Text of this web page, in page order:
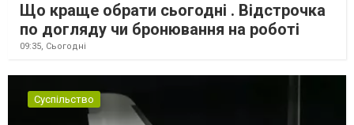
Що краще обрати сьогодні . Відстрочка
по догляду чи бронювання на роботі
09:35, Сьогодні
Суспільство